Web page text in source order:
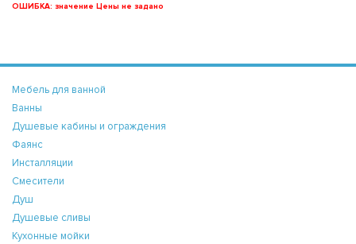
ОШИБКА: значение Цены не задано
Мебель для ванной
Ванны
Душевые кабины и ограждения
Фаянс
Инсталляции
Смесители
Душ
Душевые сливы
Кухонные мойки